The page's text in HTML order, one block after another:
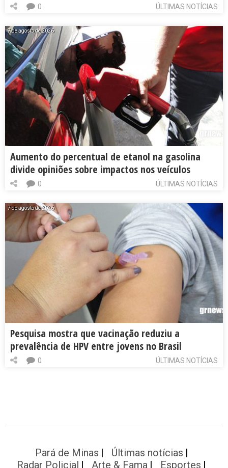
ÚLTIMAS NOTÍCIAS
0
7 de agosto de 2026
Aumento do percentual de etanol na gasolina
divide opiniões sobre impactos nos veículos
ÚLTIMAS NOTÍCIAS
0
7 de agosto de 2026
Pesquisa mostra que vacinação reduziu a
prevalência de HPV entre jovens no Brasil
ÚLTIMAS NOTÍCIAS
0
Pará de Minas
Últimas notícias
Radar Policial
Arte & Fama Esportes